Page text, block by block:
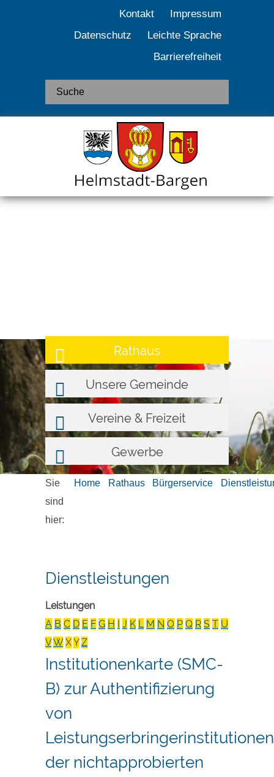
Kontakt
Impressum
Datenschutz
Leichte Sprache
Barrierefreiheit
Rathaus
Unsere Gemeinde
Vereine & Freizeit
Gewerbe
Sie
sind
hier:
Home Rathaus Bürgerservice
Dienstleistungen
Leistungen
A B C D E F G H I J K L M N O P Q R S T U
VW XY Z
Institutionenkarte (SMC-
B) zur Authentifizierung
von
Leistungserbringerinstitutionen
der nichtapprobierten